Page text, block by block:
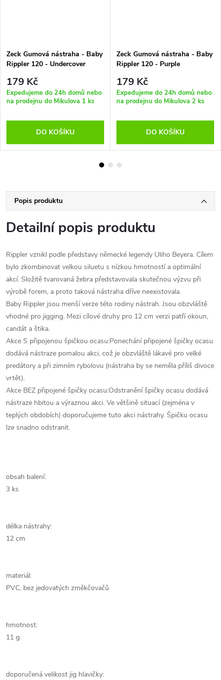
Zeck Gumová nástraha - Baby
Rippler 120 - Undercover
179 Kč
Expedujeme do 24h domů nebo
na prodejnu do Mikulova 1 ks
DO KOŠÍKU
Zeck Gumová nástraha - Baby
Rippler 120 - Purple
179 Kč
Expedujeme do 24h domů nebo
na prodejnu do Mikulova 2 ks
DO KOŠÍKU
Popis produktu
Detailní popis produktu
Rippler vznikl podle představy německé legendy Uliho Beyera. Cílem
bylo zkombinovat velkou siluetu s nízkou hmotností a optimální
akcí. Složitě tvarovaná žebra představovala skutečnou výzvu při
výrobě forem, a proto taková nástraha dříve neexistovala.
Baby Rippler jsou menší verze této rodiny nástrah. Jsou obzvláště
vhodné pro jigging. Mezi cílové druhy pro 12 cm verzi patří okoun,
candát a štika.
Akce S připojenou špičkou ocasu:Ponechání připojené špičky ocasu
dodává nástraze pomalou akci, což je obzvláště lákavé pro velké
predátory a při zimním rybolovu (nástraha by se neměla příliš divoce
vrtět).
Akce BEZ připojené špičky ocasu:Odstranění špičky ocasu dodává
nástraze hbitou a výraznou akci. Ve většině situací (zejména v
teplých obdobích) doporučujeme tuto akci nástrahy. Špičku ocasu
lze snadno odstranit.
obsah balení:
3 ks
délka nástrahy:
12 cm
materiál:
PVC, bez jedovatých změkčovačů
hmotnost:
11 g
doporučená velikost jig hlavičky: